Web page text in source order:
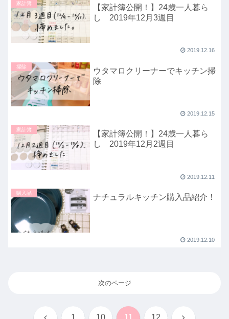
家計簿
【家計簿公開！】24歳一人暮ら
し 2019年12月3週目
2019.12.16
掃除
ウタマロクリーナーでキッチン掃
除
2019.12.15
家計簿
【家計簿公開！】24歳一人暮ら
し 2019年12月2週目
2019.12.11
購入品 ナチュラルキッチン購入品紹介！
2019.12.10
次のページ
前 1 10 11 12 次